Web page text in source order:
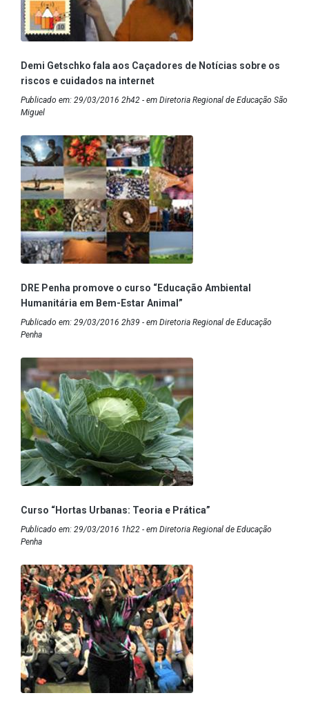
Demi Getschko fala aos Caçadores de Notícias sobre os
riscos e cuidados na internet
Publicado em: 29/03/2016 2h42 - em Diretoria Regional de Educação São
Miguel
DRE Penha promove o curso “Educação Ambiental
Humanitária em Bem-Estar Animal”
Publicado em: 29/03/2016 2h39 - em Diretoria Regional de Educação
Penha
Curso “Hortas Urbanas: Teoria e Prática”
Publicado em: 29/03/2016 1h22 - em Diretoria Regional de Educação
Penha